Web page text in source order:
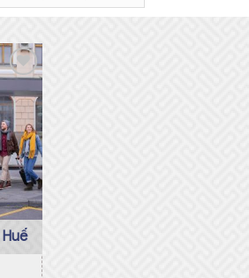
Add to
wishlist